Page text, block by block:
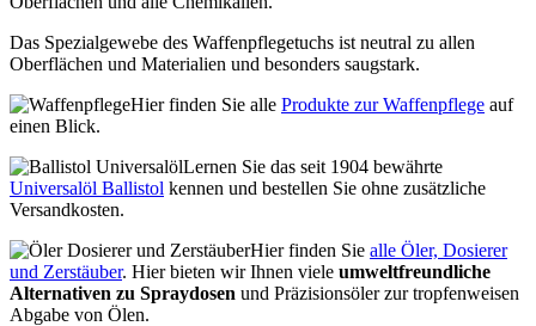
Das Spezialgewebe des Waffenpflegetuchs ist neutral zu allen
Oberflächen und Materialien und besonders saugstark.
Hier finden Sie alle Produkte zur Waffenpflege auf
einen Blick.
Lernen Sie das seit 1904 bewährte
Universalöl Ballistol kennen und bestellen Sie ohne zusätzliche
Versandkosten.
Hier finden Sie alle Öler, Dosierer
und Zerstäuber. Hier bieten wir Ihnen viele umweltfreundliche
Alternativen zu Spraydosen und Präzisionsöler zur tropfenweisen
Abgabe von Ölen.